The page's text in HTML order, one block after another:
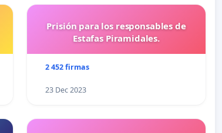
Prisión para los responsables de
Estafas Piramidales.
2 452 firmas
23 Dec 2023